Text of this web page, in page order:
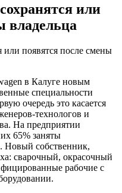
или
владельца
в Калуге новым
специальности
очередь это касается
технологов и
На предприятии
65% заняты
Новый собственник,
сварочный, окрасочный
рабочие с